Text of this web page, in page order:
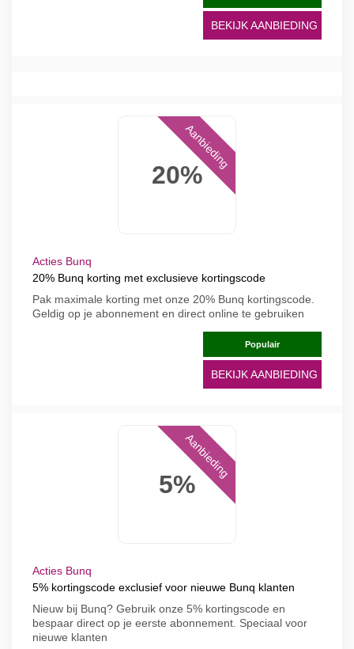
BEKIJK AANBIEDING
20%
Aanbieding
Acties Bunq
20% Bunq korting met exclusieve kortingscode
Pak maximale korting met onze 20% Bunq kortingscode.
Geldig op je abonnement en direct online te gebruiken
Populair
BEKIJK AANBIEDING
5%
Aanbieding
Acties Bunq
5% kortingscode exclusief voor nieuwe Bunq klanten
Nieuw bij Bunq? Gebruik onze 5% kortingscode en
bespaar direct op je eerste abonnement. Speciaal voor
nieuwe klanten